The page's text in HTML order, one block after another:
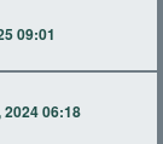
09:01
2024 06:18